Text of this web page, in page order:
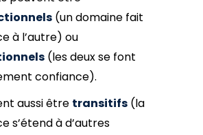
(un domaine fait
à l’autre) ou
(les deux se font
confiance).
aussi être transitifs (la
s’étend à d’autres